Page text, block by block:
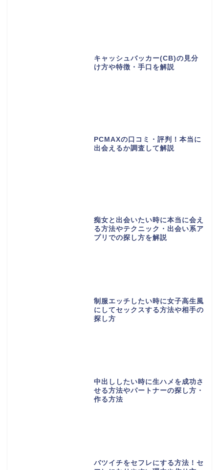
キャッシュバッカー(CB)の見分
け方や特徴・手口を解説
PCMAXの口コミ・評判！本当に
出会えるか調査して解説
痴女と出会いたい時に本当に会え
る方法やテクニック・出会い系ア
プリでの探し方を解説
制服エッチしたい時に女子高生風
にしてセックスする方法や相手の
探し方
中出ししたい時に生ハメを成功さ
せる方法やパートナーの探し方・
作る方法
バツイチをセフレにする方法！セ